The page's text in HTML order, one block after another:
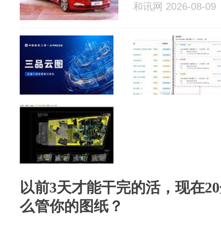
和讯网 2026-08-09
以前3天才能干完的活，现在
么管你的图纸？